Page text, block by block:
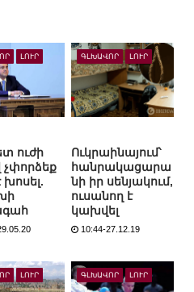
ԼՈՒՐ
ուժի
չփորձեք
խոսել.
ԳԼԽԱՎՈՐ ԼՈՒՐ
Ուկրաինայում՝
հանրակացարա
նի իր սենյակում,
ուսանող է
կախվել
10:44-27.12.19
ԼՈՒՐ ԳԼԽԱՎՈՐ ԼՈՒՐ